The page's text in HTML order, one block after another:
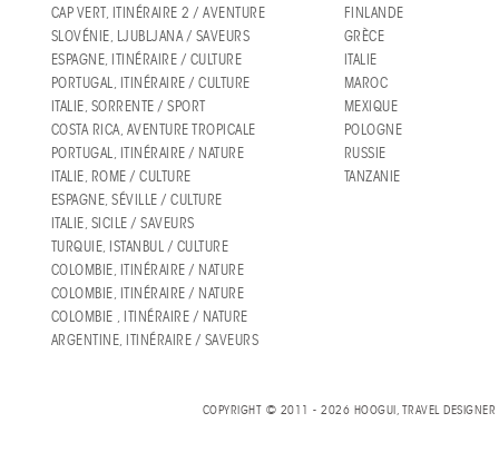
CAP VERT, ITINÉRAIRE 2 / AVENTURE
SLOVÉNIE, LJUBLJANA / SAVEURS
ESPAGNE, ITINÉRAIRE / CULTURE
PORTUGAL, ITINÉRAIRE / CULTURE
ITALIE, SORRENTE / SPORT
COSTA RICA, AVENTURE TROPICALE
PORTUGAL, ITINÉRAIRE / NATURE
ITALIE, ROME / CULTURE
ESPAGNE, SÉVILLE / CULTURE
ITALIE, SICILE / SAVEURS
TURQUIE, ISTANBUL / CULTURE
COLOMBIE, ITINÉRAIRE / NATURE
COLOMBIE, ITINÉRAIRE / NATURE
COLOMBIE , ITINÉRAIRE / NATURE
ARGENTINE, ITINÉRAIRE / SAVEURS
FINLANDE
GRÈCE
ITALIE
MAROC
MEXIQUE
POLOGNE
RUSSIE
TANZANIE
COPYRIGHT © 2011 - 2026 HOOGUI, TRAVEL DESIGNER